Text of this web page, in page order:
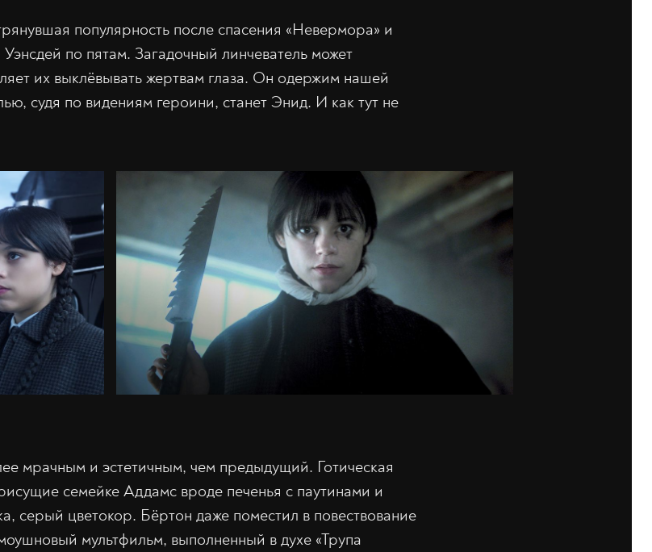
популярность после спасения «Невермора» и
по пятам. Загадочный линчеватель может
их выклёвывать жертвам глаза. Он одержим нашей
судя по видениям героини, станет Энид. И как тут не
мрачным и эстетичным, чем предыдущий. Готическая
семейке Аддамс вроде печенья с паутинами и
серый цветокор. Бёртон даже поместил в повествование
мультфильм, выполненный в духе «Трупа